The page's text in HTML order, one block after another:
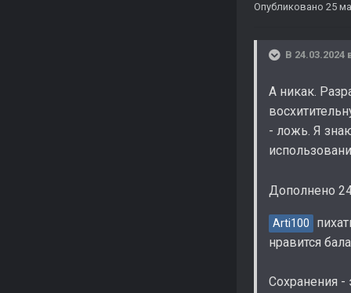
Опубликовано 25
В 24.03.2024
А никак.
- ложь. Я
Дополнено
Arti100
нравится
Сохранения -